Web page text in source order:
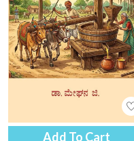
Add To Cart